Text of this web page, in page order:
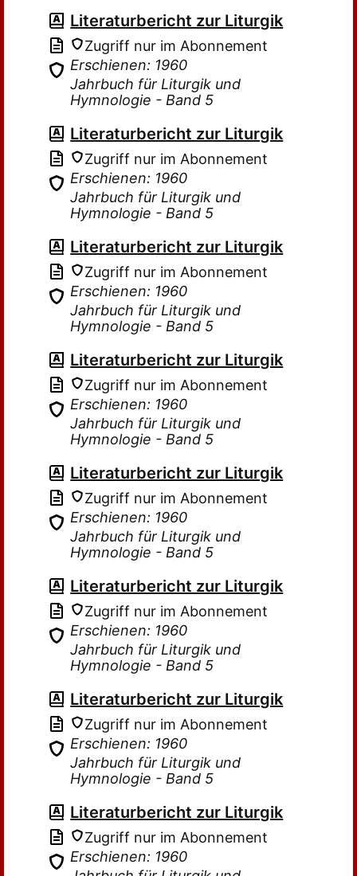
Literaturbericht zur Liturgik
Zugriff nur im Abonnement
Erschienen: 1960
Jahrbuch für Liturgik und
Hymnologie - Band 5
Literaturbericht zur Liturgik
Zugriff nur im Abonnement
Erschienen: 1960
Jahrbuch für Liturgik und
Hymnologie - Band 5
Literaturbericht zur Liturgik
Zugriff nur im Abonnement
Erschienen: 1960
Jahrbuch für Liturgik und
Hymnologie - Band 5
Literaturbericht zur Liturgik
Zugriff nur im Abonnement
Erschienen: 1960
Jahrbuch für Liturgik und
Hymnologie - Band 5
Literaturbericht zur Liturgik
Zugriff nur im Abonnement
Erschienen: 1960
Jahrbuch für Liturgik und
Hymnologie - Band 5
Literaturbericht zur Liturgik
Zugriff nur im Abonnement
Erschienen: 1960
Jahrbuch für Liturgik und
Hymnologie - Band 5
Literaturbericht zur Liturgik
Zugriff nur im Abonnement
Erschienen: 1960
Jahrbuch für Liturgik und
Hymnologie - Band 5
Literaturbericht zur Liturgik
Zugriff nur im Abonnement
Erschienen: 1960